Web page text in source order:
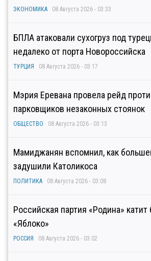
ЭКОНОМИКА 08 Августа 2026 - 03:33
БПЛА атаковали сухогруз под
недалеко от порта Новороссийска
ТУРЦИЯ 08 Августа 2026 - 03:17
Мэрия Еревана провела рейд
парковщиков незаконных стоянок
ОБЩЕСТВО 08 Августа 2026 - 03:13
Мамиджанян вспомнил, как
задушили Католикоса
ПОЛИТИКА 08 Августа 2026 - 03:08
Российская партия «Родина» катит
«Яблоко»
РОССИЯ 08 Августа 2026 - 03:02